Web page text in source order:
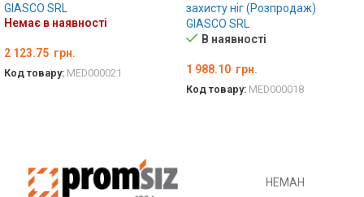
GIASCO SRL
Немає в наявності
2 123.75 грн.
Код товару: MED000021
захисту ніг (Розпродаж)
GIASCO SRL
В наявності
1 988.10 грн.
Код товару: MED000018
НЕМАН